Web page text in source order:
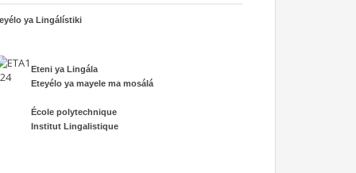
ya Lingálístiki
Eteni ya Lingála
Eteyélo ya mayele ma mosálá
École polytechnique
Institut Lingalistique